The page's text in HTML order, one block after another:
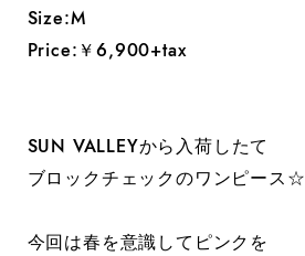
Size:M
Price:￥6,900+tax
SUN VALLEYから入荷したて
ブロックチェックのワンピース☆
今回は春を意識してピンクを